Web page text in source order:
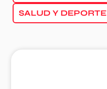
SALUD Y DEPORTE